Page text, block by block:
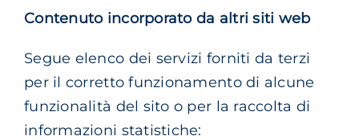
Contenuto incorporato da altri siti web
Segue elenco dei servizi forniti da terzi
per il corretto funzionamento di alcune
funzionalità del sito o per la raccolta di
informazioni statistiche: